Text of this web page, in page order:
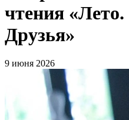
чтения
Друзья»
9 июня 2026